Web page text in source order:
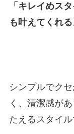
「キレイめス
も叶えてくれ
シンプルでク
く、清潔感が
たえるスタイル